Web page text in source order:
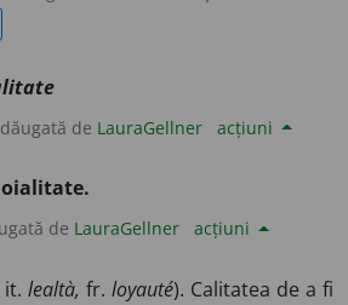
de LauraGellner acțiuni
de LauraGellner acțiuni
it. lealtà, fr. loyauté). Calitatea de a fi